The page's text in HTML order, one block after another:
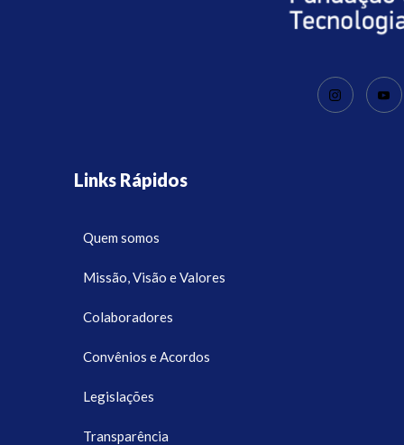
Links Rápidos
Quem somos
Missão, Visão e Valores
Colaboradores
Convênios e Acordos
Legislações
Transparência